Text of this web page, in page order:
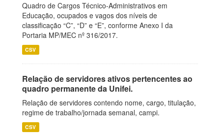
Quadro de Cargos Técnico-Administrativos em
Educação, ocupados e vagos dos níveis de
classificação “C”, “D” e “E”, conforme Anexo I da
Portaria MP/MEC nº 316/2017.
CSV
Relação de servidores ativos pertencentes ao
quadro permanente da Unifei.
Relação de servidores contendo nome, cargo, titulação,
regime de trabalho/jornada semanal, campi.
CSV